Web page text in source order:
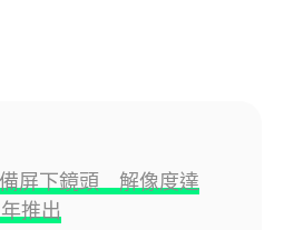
屏下鏡頭 解像度達
推出